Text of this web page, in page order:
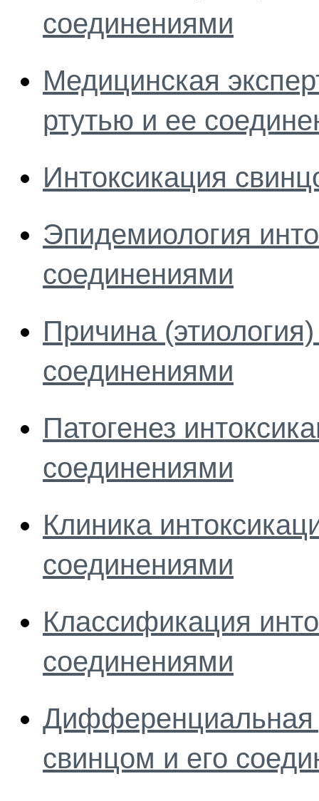
соединениями
Медицинская
ртутью и ее
Интоксикация
Эпидемиология
соединениями
Причина
соединениями
Патогенез
соединениями
Клиника
соединениями
Классификация
соединениями
Дифференциальная
свинцом и его